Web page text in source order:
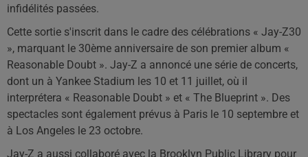
infidélités passées.
Cette sortie s'inscrit dans le cadre des célébrations « Jay-Z30
», marquant le 30ème anniversaire de son premier album «
Reasonable Doubt ». Jay-Z a annoncé une série de concerts,
dont un à Yankee Stadium les 10 et 11 juillet, où il
interprétera « Reasonable Doubt » et « The Blueprint ». Des
spectacles sont également prévus à Paris le 10 septembre et
à Los Angeles le 23 octobre.
Jay-Z a aussi collaboré avec la Brooklyn Public Library pour